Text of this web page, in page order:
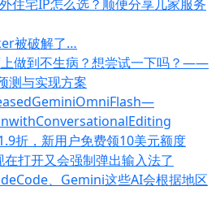
住宅IP怎么选？顺便分享几家服务
被破解了…
做到不生病？想尝试一下吗？——
测与实现方案
折，新用户免费领10美元额度
打开又会强制弹出输入法了
、Gemini这些AI会根据地区